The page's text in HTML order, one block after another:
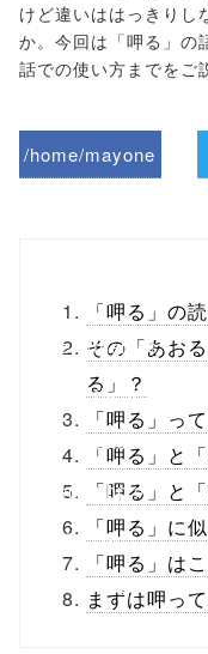
けど違いははっきりし
か。今回は「呷る」の
話での使い方までをご
/home/mayone
ml/wp-
content/themes
/tapbiz_theme/
parts/sns-
buttons.php on
line10
/1050412"
「呷る」の
その「あお
る」？
「呷る」っ
「呷る」と
「呷る」と
「呷る」に
「呷る」は
まずは呷っ